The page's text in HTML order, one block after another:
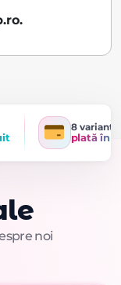
8 variante
plată în
noi